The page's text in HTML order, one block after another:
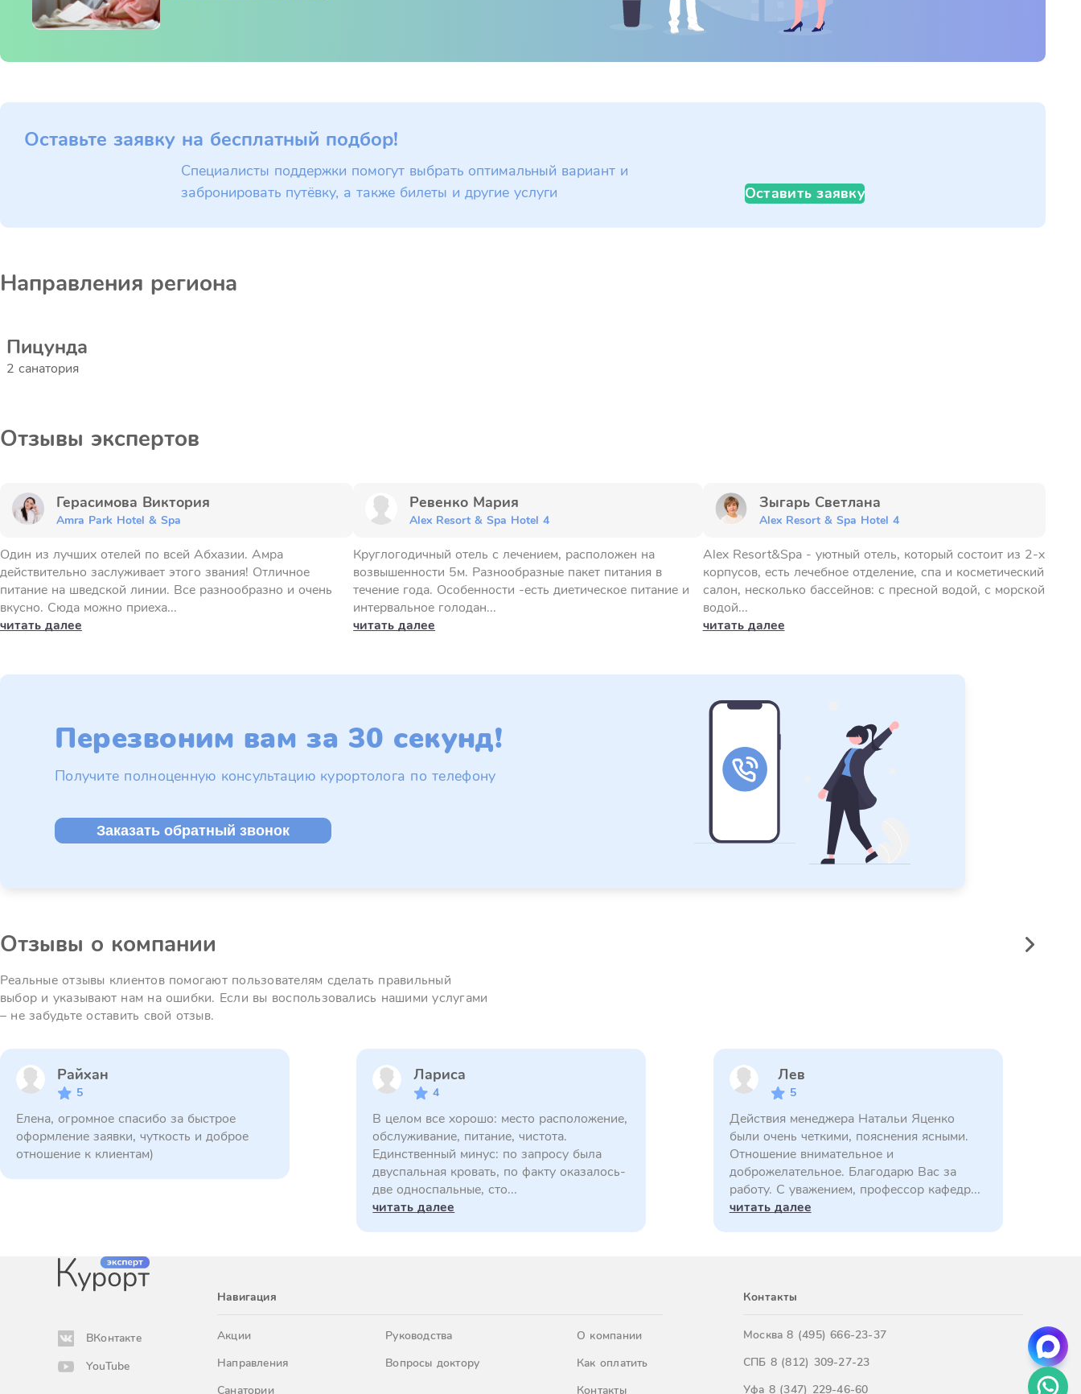
Оставьте заявку на бесплатный подбор!
Специалисты поддержки помогут выбрать оптимальный вариант и
забронировать путёвку, а также билеты и другие услуги
Оставить заявку
Направления региона
Пицунда
2 санатория
Отзывы экспертов
Герасимова Виктория
Amra Park Hotel & Spa
Один из лучших отелей по всей Абхазии. Амра
действительно заслуживает этого звания! Отличное
питание на шведской линии. Все разнообразно и очень
вкусно. Сюда можно приеха...
читать далее
Ревенко Мария
Alex Resort & Spa Hotel 4
Круглогодичный отель с лечением, расположен на
возвышенности 5м. Разнообразные пакет питания в
течение года. Особенности -есть диетическое питание и
интервальное голодан...
читать далее
Зыгарь Светлана
Alex Resort & Spa Hotel 4
Alex Resort&Spa - уютный отель, который состоит из 2-х
корпусов, есть лечебное отделение, спа и косметический
салон, несколько бассейнов: с пресной водой, с морской
водой...
читать далее
Перезвоним вам за 30 секунд!
Получите полноценную консультацию курортолога по телефону
Заказать обратный звонок
Отзывы о компании
Реальные отзывы клиентов помогают пользователям сделать правильный
выбор и указывают нам на ошибки. Если вы воспользовались нашими услугами
– не забудьте оставить свой отзыв.
Райхан
5
Елена, огромное спасибо за быстрое
оформление заявки, чуткость и доброе
отношение к клиентам)
Лариса
4
В целом все хорошо: место расположение,
обслуживание, питание, чистота.
Единственный минус: по запросу была
двуспальная кровать, по факту оказалось-
две односпальные, сто...
читать далее
Лев
5
Действия менеджера Натальи Яценко
были очень четкими, пояснения ясными.
Отношение внимательное и
доброжелательное. Благодарю Вас за
работу. С уважением, профессор кафедр...
читать далее
ВКонтакте
YouTube
Навигация
Акции
Направления
Санатории
Руководства
Вопросы доктору
О компании
Как оплатить
Контакты
Контакты
Москва8 (495) 666-23-37
СПБ 8 (812) 309-27-23
Уфа 8 (347) 229-46-60